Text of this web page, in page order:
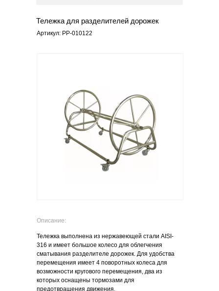
Тележка для разделителей дорожек
Тележка выполнена из нержавеющей стали AISI-
316 и имеет большое колесо для облегчения
сматывания разделителе дорожек. Для удобства
перемещения имеет 4 поворотных колеса для
возможности кругового перемещения, два из
которых оснащены тормозами для
предотвращения движения.
Описание:
Артикул: PP-010122